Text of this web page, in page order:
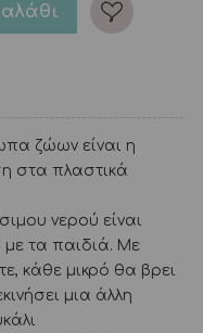
ζώων είναι η
στα πλαστικά
νερού είναι
με τα παιδιά. Με
κάθε μικρό θα βρει
μια άλλη